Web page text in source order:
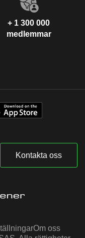
+ 1 300 000
medlemmar
Kontakta oss
Om oss